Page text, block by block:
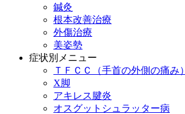
鍼灸
根本改善治療
外傷治療
美姿勢
症状別メニュー
ＴＦＣＣ（手首の外側の痛み）
X脚
アキレス腱炎
オスグットシュラッター病